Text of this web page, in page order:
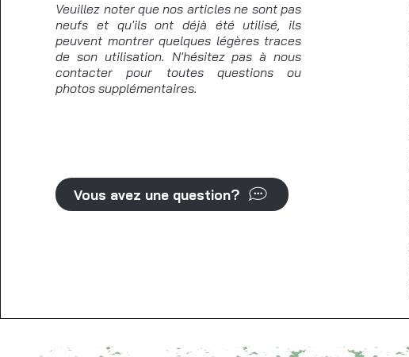
Veuillez noter que nos articles ne sont pas
neufs et qu'ils ont déjà été utilisé, ils
peuvent montrer quelques légères traces
de son utilisation. N'hésitez pas à nous
contacter pour toutes questions ou
photos supplémentaires.
Vous avez une question?